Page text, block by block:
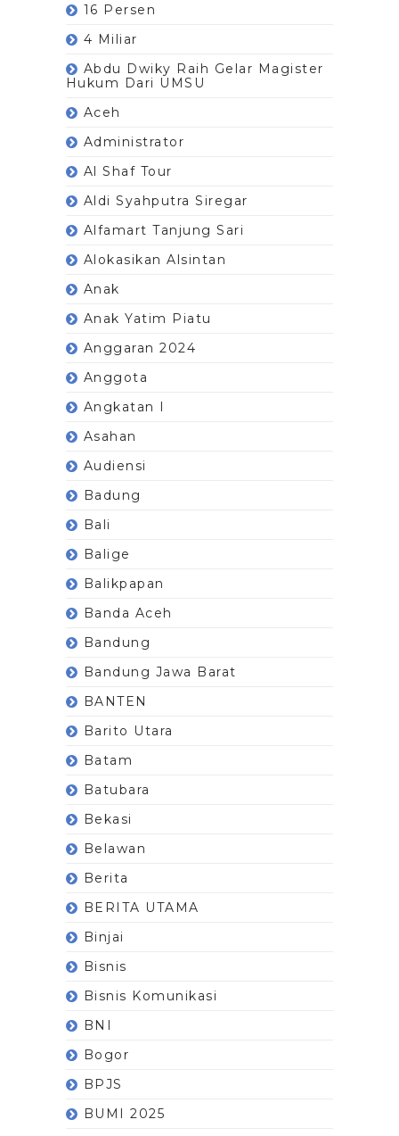
16 Persen
4 Miliar
Abdu Dwiky Raih Gelar Magister
Hukum Dari UMSU
Aceh
Administrator
Al Shaf Tour
Aldi Syahputra Siregar
Alfamart Tanjung Sari
Alokasikan Alsintan
Anak
Anak Yatim Piatu
Anggaran 2024
Anggota
Angkatan I
Asahan
Audiensi
Badung
Bali
Balige
Balikpapan
Banda Aceh
Bandung
Bandung Jawa Barat
BANTEN
Barito Utara
Batam
Batubara
Bekasi
Belawan
Berita
BERITA UTAMA
Binjai
Bisnis
Bisnis Komunikasi
BNI
Bogor
BPJS
BUMI 2025